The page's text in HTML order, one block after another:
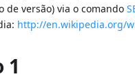
de versão) via o comando
http://en.wikipedia.org/
1